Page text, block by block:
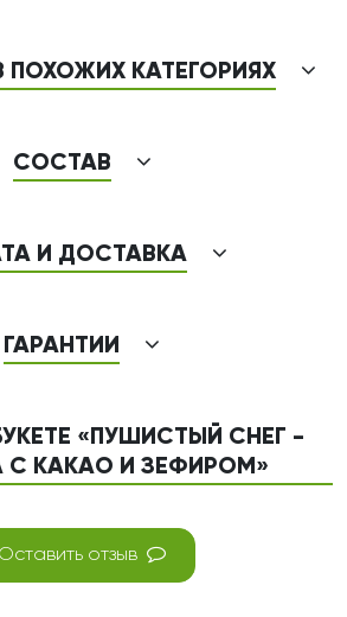
ПОХОЖИХ КАТЕГОРИЯХ
СОСТАВ
И ДОСТАВКА
ГАРАНТИИ
«ПУШИСТЫЙ СНЕГ -
С КАКАО И ЗЕФИРОМ»
Оставить отзыв